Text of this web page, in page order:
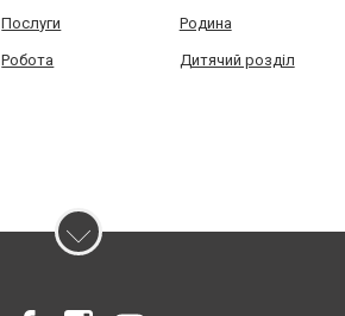
Послуги Родина
Робота Дитячий розділ